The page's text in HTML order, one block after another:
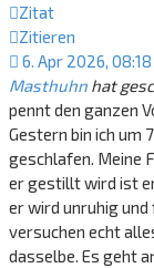
Zitat
Zitieren
6. Apr 2026, 08:18
Masthuhn hat
pennt den ganzen
Gestern bin ich um
geschlafen. Meine
er gestillt wird ist
er wird unruhig
versuchen echt
dasselbe. Es geht